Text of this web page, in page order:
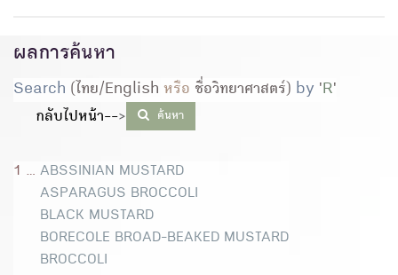
ผลการค้นหา
Search (ไทย/English หรือ ชื่อวิทยาศาสตร์) by 'R'
กลับไปหน้า--> ค้นหา
1 ... ABSSINIAN MUSTARD
ASPARAGUS BROCCOLI
BLACK MUSTARD
BORECOLE BROAD-BEAKED MUSTARD
BROCCOLI